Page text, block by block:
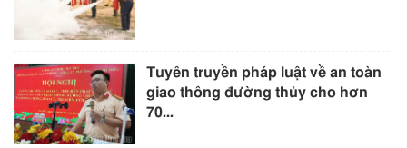
Tuyên truyền pháp luật về an toàn
giao thông đường thủy cho hơn
70...